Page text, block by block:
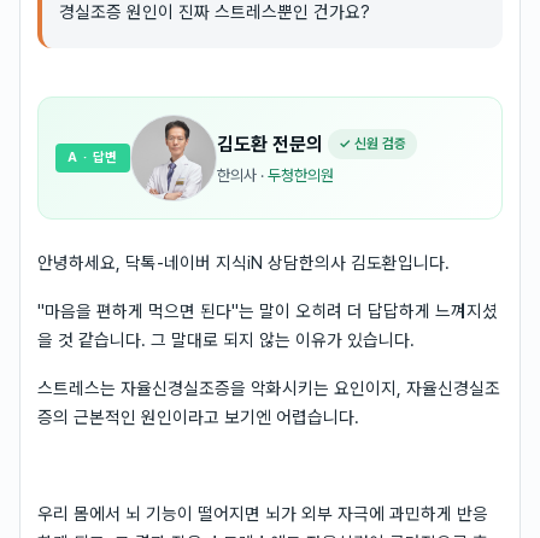
경실조증 원인이 진짜 스트레스뿐인 건가요?
김도환 전문의 ✓ 신원 검증
한의사 · 두청한의원
A · 답변
안녕하세요, 닥톡-네이버 지식iN 상담한의사 김도환입니다.
"마음을 편하게 먹으면 된다"는 말이 오히려 더 답답하게 느껴지셨
을 것 같습니다. 그 말대로 되지 않는 이유가 있습니다.
스트레스는 자율신경실조증을 악화시키는 요인이지, 자율신경실조
증의 근본적인 원인이라고 보기엔 어렵습니다.
우리 몸에서 뇌 기능이 떨어지면 뇌가 외부 자극에 과민하게 반응